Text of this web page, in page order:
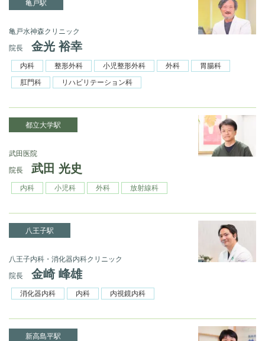
亀戸駅
亀戸水神森クリニック
院長
金光 裕幸
内科 整形外科 小児整形外科 外科
胃腸科
肛門科
リハビリテーション科
都立大学駅
武田医院
院長
武田 光史
内科 小児科 外科 放射線科
八王子駅
八王子内科・消化器内科クリニック
院長
金崎 峰雄
消化器内科 内科 内視鏡内科
新高島平駅